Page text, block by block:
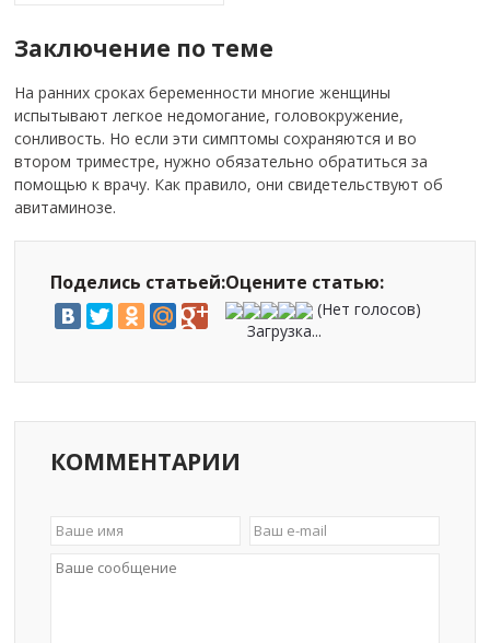
Заключение по теме
На ранних сроках беременности многие женщины
испытывают легкое недомогание, головокружение,
сонливость. Но если эти симптомы сохраняются и во
втором триместре, нужно обязательно обратиться за
помощью к врачу. Как правило, они свидетельствуют об
авитаминозе.
Поделись статьей:Оцените статью:
(Нет голосов)
Загрузка...
КОММЕНТАРИИ